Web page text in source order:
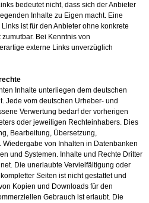
bedeutet nicht, dass sich der Anbieter
Inhalte zu Eigen macht. Eine
ist für den Anbieter ohne konkrete
Bei Kenntnis von
externe Links unverzüglich
Inhalte unterliegen dem deutschen
Jede vom deutschen Urheber- und
Verwertung bedarf der vorherigen
oder jeweiligen Rechteinhabers. Dies
Bearbeitung, Übersetzung,
Wiedergabe von Inhalten in Datenbanken
und Systemen. Inhalte und Rechte Dritter
Die unerlaubte Vervielfältigung oder
Seiten ist nicht gestattet und
Kopien und Downloads für den
Gebrauch ist erlaubt. Die